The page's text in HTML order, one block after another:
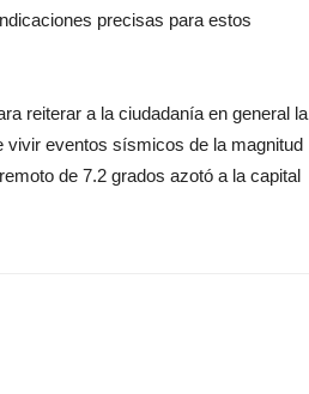
precisas para estos
reiterar a la ciudadanía en general la
vivir eventos sísmicos de la magnitud
de 7.2 grados azotó a la capital